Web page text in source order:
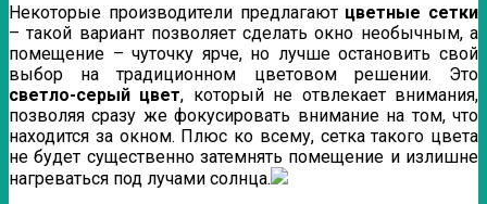
Некоторые производители предлагают цветные сетки
– такой вариант позволяет сделать окно необычным, а
помещение – чуточку ярче, но лучше остановить свой
выбор на традиционном цветовом решении. Это
светло-серый цвет, который не отвлекает внимания,
позволяя сразу же фокусировать внимание на том, что
находится за окном. Плюс ко всему, сетка такого цвета
не будет существенно затемнять помещение и излишне
нагреваться под лучами солнца.